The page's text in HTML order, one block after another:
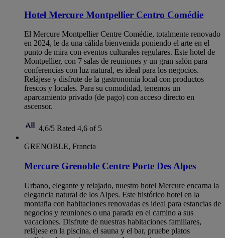
Hotel Mercure Montpellier Centro Comédie
El Mercure Montpellier Centre Comédie, totalmente renovado
en 2024, le da una cálida bienvenida poniendo el arte en el
punto de mira con eventos culturales regulares. Este hotel de
Montpellier, con 7 salas de reuniones y un gran salón para
conferencias con luz natural, es ideal para los negocios.
Relájese y disfrute de la gastronomía local con productos
frescos y locales. Para su comodidad, tenemos un
aparcamiento privado (de pago) con acceso directo en
ascensor.
4,6/5 Rated 4,6 of 5
GRENOBLE, Francia
Mercure Grenoble Centre Porte Des Alpes
Urbano, elegante y relajado, nuestro hotel Mercure encarna la
elegancia natural de los Alpes. Este histórico hotel en la
montaña con habitaciones renovadas es ideal para estancias de
negocios y reuniones o una parada en el camino a sus
vacaciones. Disfrute de nuestras habitaciones familiares,
relájese en la piscina, el sauna y el bar, pruebe platos